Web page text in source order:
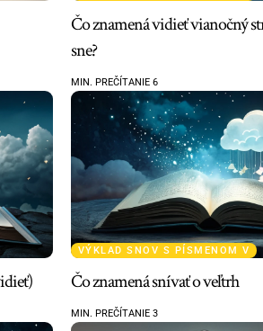
Čo znamená vidieť vianočný
sne?
MIN. PREČÍTANIE 6
VÝKLAD SNOV S PÍSMENOM V
Čo znamená snívať o veľtrh
MIN. PREČÍTANIE 3